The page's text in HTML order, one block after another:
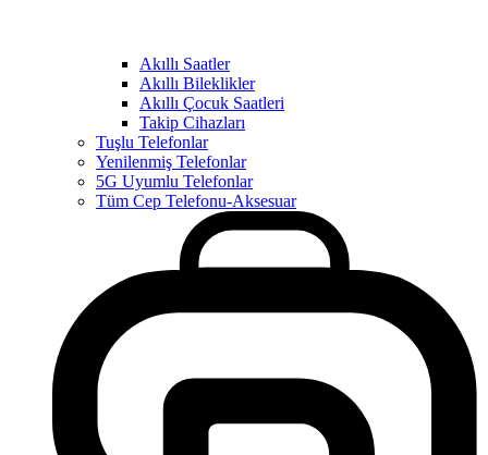
Akıllı Saatler
Akıllı Bileklikler
Akıllı Çocuk Saatleri
Takip Cihazları
Tuşlu Telefonlar
Yenilenmiş Telefonlar
5G Uyumlu Telefonlar
Tüm Cep Telefonu-Aksesuar